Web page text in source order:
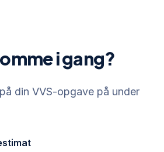
i gang?
din VVS-opgave på under